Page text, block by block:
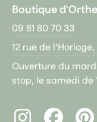
Boutique
09 81 80 70 33
12 rue de
Ouverture du
stop, le samedi de
Instagram